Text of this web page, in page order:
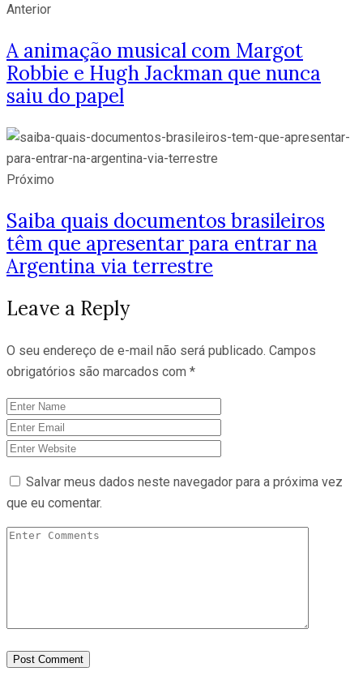
Anterior
A animação musical com Margot
Robbie e Hugh Jackman que nunca
saiu do papel
Próximo
Saiba quais documentos brasileiros
têm que apresentar para entrar na
Argentina via terrestre
Leave a Reply
O seu endereço de e-mail não será publicado. Campos
obrigatórios são marcados com *
Salvar meus dados neste navegador para a próxima vez
que eu comentar.